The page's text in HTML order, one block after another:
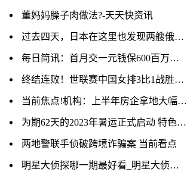
董妈妈臊子肉做法?-天天快资讯
过去四天，日本在这里也发现两艘俄军舰
每日简讯：首月交一元钱保600百万保险是真的吗？附众安保险医疗保险明细
终结连败！世联赛中国女排3比1战胜韩国女排
当前焦点!机构：上半年房企拿地大幅下降，央国企仍是重点城市拿地主力
为期62天的2023年暑运正式启动 特色产品满足旅客出行需求_环球微速讯
两地警联手侦破跨境诈骗案 当前看点
明星大侦探哪一期最好看_明星大侦探邓伦哪一期 当前热闻